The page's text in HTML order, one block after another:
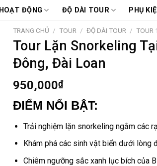
HOẠT ĐỘNG ĐỘ DÀI TOUR PHỤ
TRANG CHỦ / TOUR / ĐỘ DÀI TOUR / TOUR
Tour Lặn Snorkeling
Đông, Đài Loan
950,000₫
ĐIỂM NỔI BẬT:
Trải nghiệm lặn snorkeling ngắm các
Khám phá các sinh vật biển dưới lòng
Chiêm ngưỡng sắc xanh lục bích của